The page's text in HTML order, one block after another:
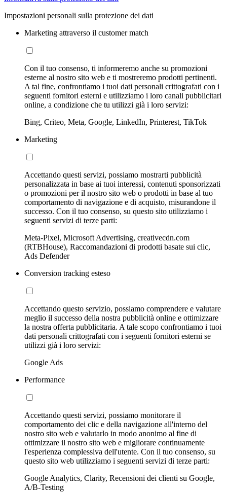
Impostazioni personali sulla protezione dei dati
Marketing attraverso il customer match
Con il tuo consenso, ti informeremo anche su promozioni
esterne al nostro sito web e ti mostreremo prodotti pertinenti.
A tal fine, confrontiamo i tuoi dati personali crittografati con i
seguenti fornitori esterni e utilizziamo i loro canali pubblicitari
online, a condizione che tu utilizzi già i loro servizi:
Bing, Criteo, Meta, Google, LinkedIn, Printerest, TikTok
Marketing
Accettando questi servizi, possiamo mostrarti pubblicità
personalizzata in base ai tuoi interessi, contenuti sponsorizzati
o promozioni per il nostro sito web o prodotti in base al tuo
comportamento di navigazione e di acquisto, misurandone il
successo. Con il tuo consenso, su questo sito utilizziamo i
seguenti servizi di terze parti:
Meta-Pixel, Microsoft Advertising, creativecdn.com
(RTBHouse), Raccomandazioni di prodotti basate sui clic,
Ads Defender
Conversion tracking esteso
Accettando questo servizio, possiamo comprendere e valutare
meglio il successo della nostra pubblicità online e ottimizzare
la nostra offerta pubblicitaria. A tale scopo confrontiamo i tuoi
dati personali crittografati con i seguenti fornitori esterni se
utilizzi già i loro servizi:
Google Ads
Performance
Accettando questi servizi, possiamo monitorare il
comportamento dei clic e della navigazione all'interno del
nostro sito web e valutarlo in modo anonimo al fine di
ottimizzare il nostro sito web e migliorare continuamente
l'esperienza complessiva dell'utente. Con il tuo consenso, su
questo sito web utilizziamo i seguenti servizi di terze parti:
Google Analytics, Clarity, Recensioni dei clienti su Google,
A/B-Testing